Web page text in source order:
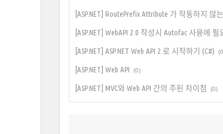
[ASP.NET] RoutePrefix Attribute 가 작동하지 않
[ASP.NET] WebAPI 2.0 작성시 Autofac 사용에 필
[ASP.NET] ASP.NET Web API 2 로 시작하기 (C#)
[ASP.NET] Web API (0)
[ASP.NET] MVC와 Web API 간의 주된 차이점 (0)